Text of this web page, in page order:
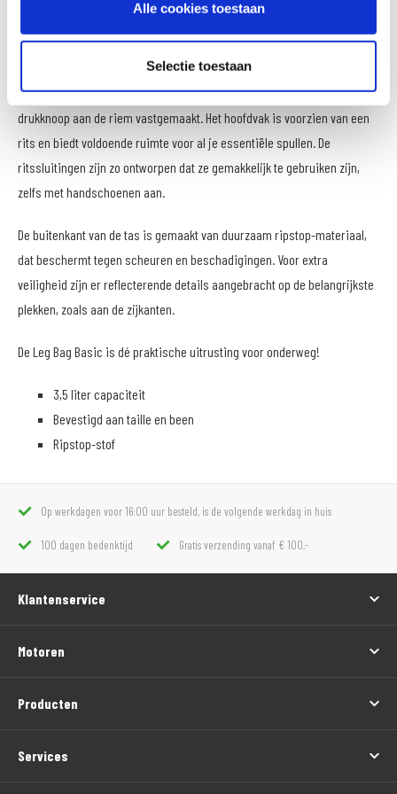
Alle cookies toestaan
Selectie toestaan
Wordt met een gesp rond het bovenbeen bevestigd en met een
drukknoop aan de riem vastgemaakt. Het hoofdvak is voorzien van een
rits en biedt voldoende ruimte voor al je essentiële spullen. De
ritssluitingen zijn zo ontworpen dat ze gemakkelijk te gebruiken zijn,
zelfs met handschoenen aan.
De buitenkant van de tas is gemaakt van duurzaam ripstop-materiaal,
dat beschermt tegen scheuren en beschadigingen. Voor extra
veiligheid zijn er reflecterende details aangebracht op de belangrijkste
plekken, zoals aan de zijkanten.
De Leg Bag Basic is dé praktische uitrusting voor onderweg!
3,5 liter capaciteit
Bevestigd aan taille en been
Ripstop-stof
Op werkdagen voor 16:00 uur besteld, is de volgende werkdag in huis
100 dagen bedenktijd Gratis verzending vanaf € 100,-
Klantenservice
Motoren
Producten
Services